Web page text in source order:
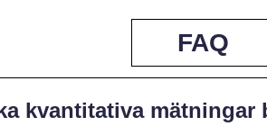
FAQ
kvantitativa mätningar